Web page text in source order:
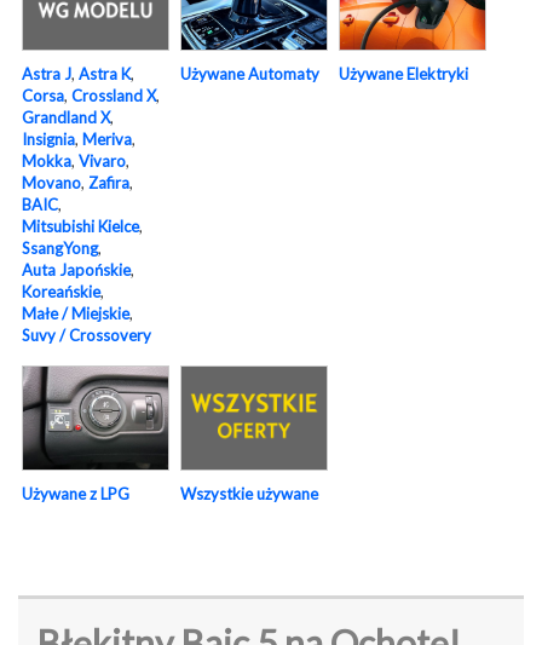
Astra J, Astra K,
Corsa, Crossland X,
Grandland X,
Insignia, Meriva,
Mokka, Vivaro,
Movano, Zafira,
BAIC,
Mitsubishi Kielce,
SsangYong,
Auta Japońskie,
Koreańskie,
Małe / Miejskie,
Suvy / Crossovery
Używane Automaty Używane Elektryki
Używane z LPG Wszystkie używane